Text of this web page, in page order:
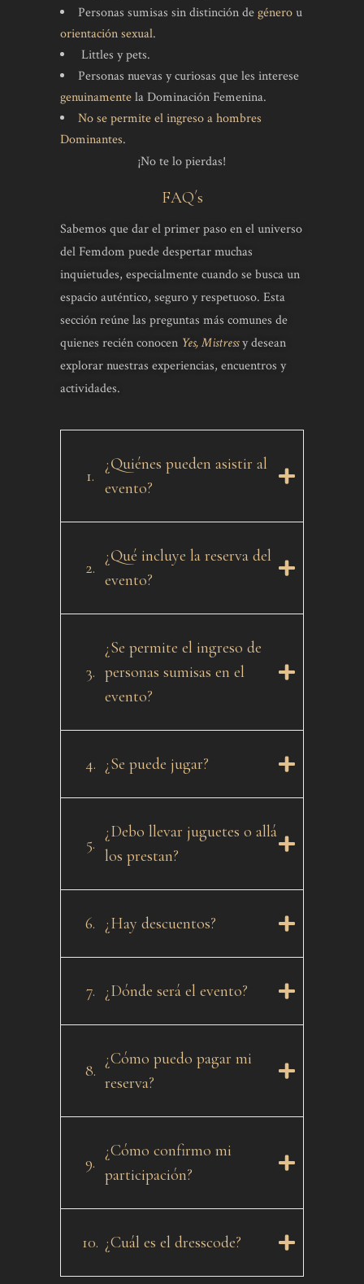
Personas sumisas sin distinción degénerou
orientación sexual.
Littles y pets.
Personas nuevas y curiosas que les interese
genuinamentela Dominación Femenina.
No se permite el ingreso a hombres
Dominantes.
¡No te lo pierdas!
FAQ´s
Sabemos que dar el primer paso en el universo
del Femdom puede despertar muchas
inquietudes, especialmente cuando se busca un
espacio auténtico, seguro y respetuoso. Esta
sección reúne las preguntas más comunes de
quienes recién conocen Yes, Mistressy desean
explorar nuestras experiencias, encuentros y
actividades.
1.
¿Quiénes pueden asistir al
evento?
2.
¿Qué incluye la reserva del
evento?
3.
¿Se permite el ingreso de
personas sumisas en el
evento?
4. ¿Se puede jugar?
5.
¿Debo llevar juguetes o allá
los prestan?
6. ¿Hay descuentos?
7. ¿Dónde será el evento?
8.
¿Cómo puedo pagar mi
reserva?
9.
¿Cómo confirmo mi
participación?
10. ¿Cuál es el dresscode?